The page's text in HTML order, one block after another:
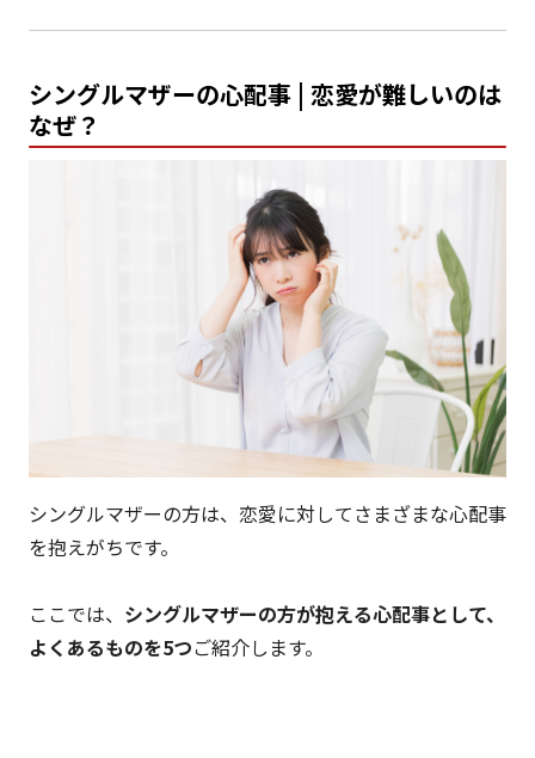
シングルマザーの心配事 | 恋愛が難しいのは
なぜ？
シングルマザーの方は、恋愛に対してさまざまな心配事
を抱えがちです。
ここでは、 シングルマザーの方が抱える心配事として、
よくあるものを5つご紹介します。